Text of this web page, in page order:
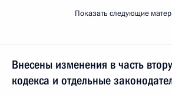
Показать следующие
Внесены изменения в часть
кодекса и отдельные